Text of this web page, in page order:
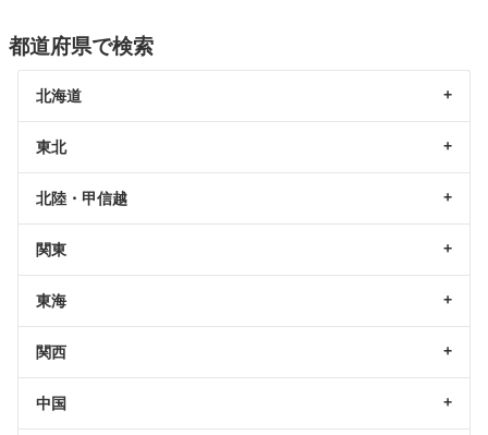
都道府県で検索
北海道
東北
北陸・甲信越
関東
東海
関西
中国